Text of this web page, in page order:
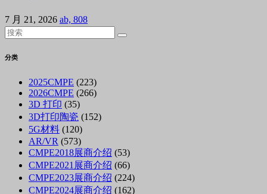
7 月 21, 2026 ab, 808
分类
2025CMPE (223)
2026CMPE (266)
3D 打印 (35)
3D打印陶瓷 (152)
5G材料 (120)
AR/VR (573)
CMPE2018展商介绍 (53)
CMPE2021展商介绍 (66)
CMPE2023展商介绍 (224)
CMPE2024展商介绍 (162)